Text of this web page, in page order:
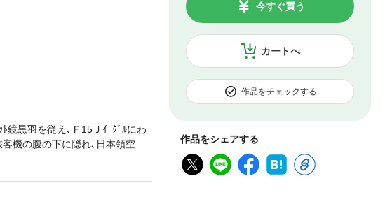
カートへ
今すぐ買う
作品をチェックする
作品をシェアする
鏡黒羽を従え､Ｆ15Ｊｲｰｸﾞﾙにわ
機の腹の下に隠れ､日本領空に
のｻﾊﾞｲﾊﾞﾙ･ﾊﾟｲﾛｯﾄ･ｱｸｼｮﾝ!